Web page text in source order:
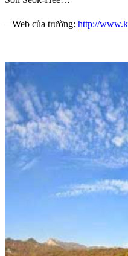
– Web của trường: http://